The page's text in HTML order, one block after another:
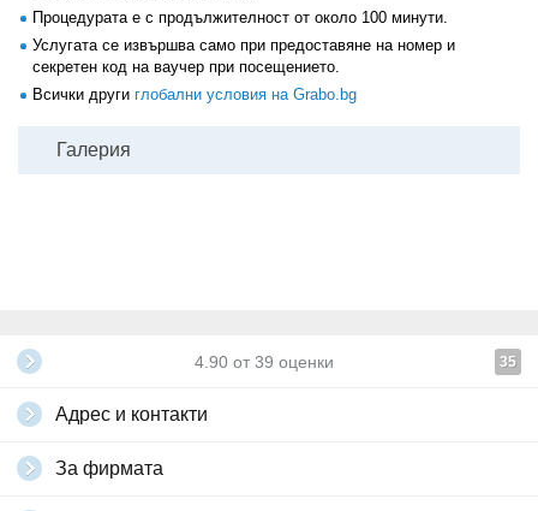
Процедурата е с продължителност от около 100 минути.
Услугата се извършва само при предоставяне на номер и
секретен код на ваучер при посещението.
Всички други глобални условия на Grabo.bg
Галерия
4.90 от 39 оценки 35
Адрес и контакти
За фирмата